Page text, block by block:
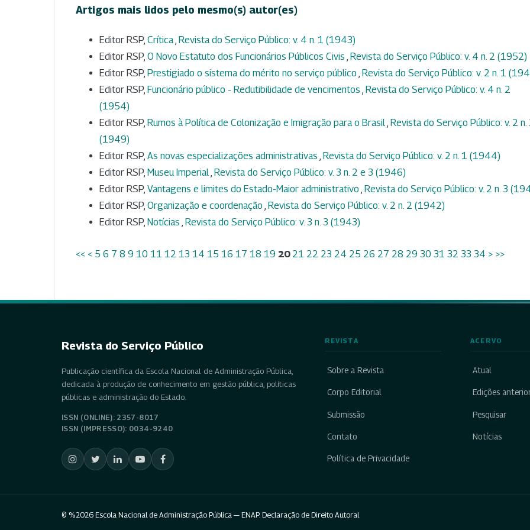
Artigos mais lidos pelo mesmo(s) autor(es)
Editor RSP, Crítica, Revista do Serviço Público: v. 4 n. 1 (1943)
Editor RSP, O Novo Estatuto dos Funcionários Públicos Civis , Revista do Serviço Público: v. 4 n. 2 (1952)
Editor RSP, Prestigiado o sistema do mérito no serviço público , Revista do Serviço Público: v. 2 n. 1
Editor RSP, Funcionário público - Redutibilidade de vencimentos , Revista do Serviço Público: v. 4 n. 2
(1954)
Editor RSP, Rumos à Política de Colonização e Imigração para o Brasil, Revista do Serviço Público: v. 2 n.
(1949)
Editor RSP, As novas especializações administrativas , Revista do Serviço Público: v. 2 n. 1 (1944)
Editor RSP, Museu Imperial, Revista do Serviço Público: v. 3 n. 2 e 3 (1946)
Editor RSP, Vantagens e limites do Estado-Maior administrativo , Revista do Serviço Público: v. 2 n. 3
Editor RSP, Organização e coordenação , Revista do Serviço Público: v. 2 n. 2 (1942)
Editor RSP, Notícias , Revista do Serviço Público: v. 3 n. 3 (1943)
<< < 5 6 7 8 9 10 11 12 13 14 15 16 17 18 19 20 21 22 23 24 25 26 27 28 29 30 31 32 33 34 > >>
Revista do Serviço Público
Publicação científica da Escola Nacional de Administração Pública,
dedicada à produção de conhecimento em gestão pública, políticas
públicas e administração do Estado.
ISSN (ONLINE): 2357-8017
ISSN (IMPRESSO): 0034-9240
REVISTA
Sobre a Revista
Corpo Editorial
Submissão
Contato
Política de Privacidade
ACERVO
Atual
Edições
Pesquisar
Notícias
© %2026 Escola Nacional de Administração Pública — ENAP. Declaração de Direito Autoral